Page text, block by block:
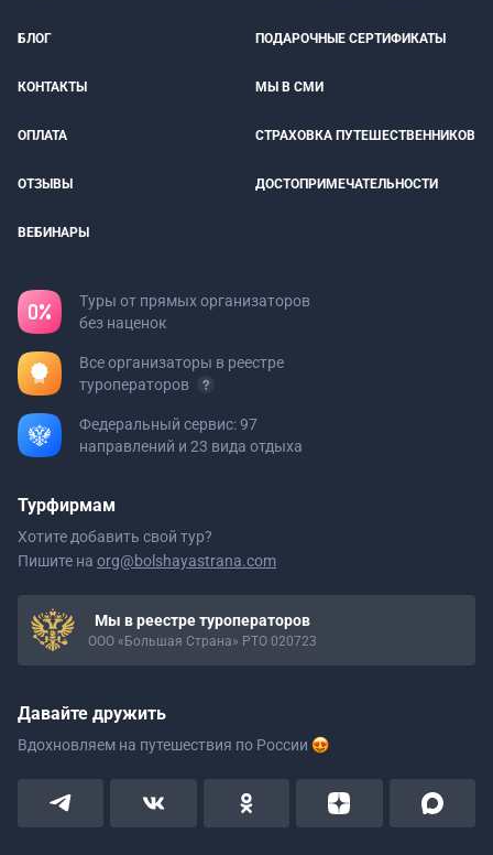
БЛОГ ПОДАРОЧНЫЕ СЕРТИФИКАТЫ
КОНТАКТЫ МЫ В СМИ
ОПЛАТА СТРАХОВКА ПУТЕШЕСТВЕННИКОВ
ОТЗЫВЫ ДОСТОПРИМЕЧАТЕЛЬНОСТИ
ВЕБИНАРЫ
Туры от прямых организаторов
без наценок
Все организаторы в реестре
туроператоров
Федеральный сервис: 97
направлений и 23 вида отдыха
Турфирмам
Хотите добавить свой тур?
Пишите на org@bolshayastrana.com
Мы в реестре туроператоров
ООО «Большая Страна» РТО 020723
Давайте дружить
Вдохновляем на путешествия по России